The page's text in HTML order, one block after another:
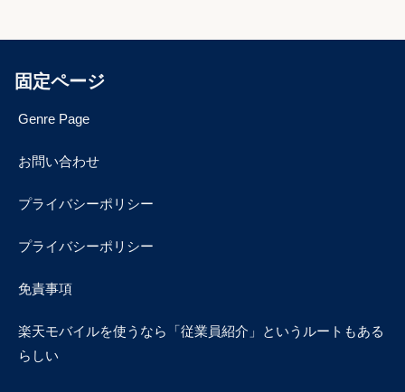
固定ページ
Genre Page
お問い合わせ
プライバシーポリシー
プライバシーポリシー
免責事項
楽天モバイルを使うなら「従業員紹介」というルートもある
らしい